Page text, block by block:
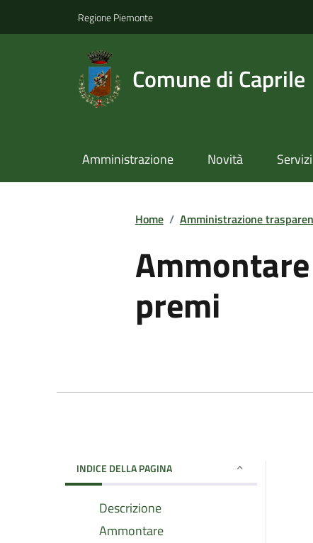
Regione Piemonte
Comune di Caprile
Amministrazione Novità Servizi
Home / Amministrazione
premi
INDICE DELLA PAGINA
Descrizione
Ammontare